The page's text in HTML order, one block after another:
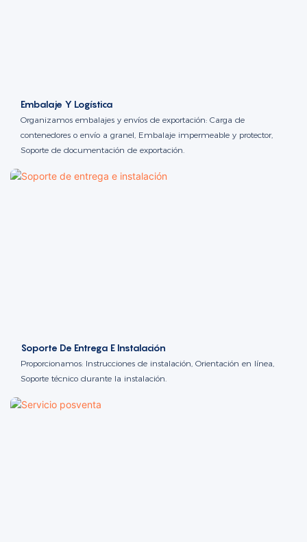
Embalaje Y Logística
Organizamos embalajes y envíos de exportación: Carga de
contenedores o envío a granel, Embalaje impermeable y protector,
Soporte de documentación de exportación.
Soporte De Entrega E Instalación
Proporcionamos: Instrucciones de instalación, Orientación en línea,
Soporte técnico durante la instalación.